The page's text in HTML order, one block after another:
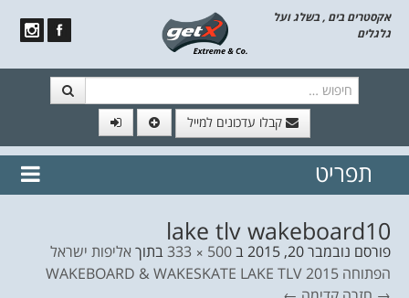
אקסטרים בים , בשלג ועל
גלגלים
קבלו עדכונים למייל
// הצטרף לרשימת תפוצה!
נשמח
תפריט
lake tlv wakeboard10
פורסם נובמבר 20, 2015 ב500 × 333 בתוךאליפות ישראל
הפתוחה WAKEBOARD & WAKESKATE LAKE TLV 2015